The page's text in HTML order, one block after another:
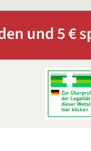
und 5 €